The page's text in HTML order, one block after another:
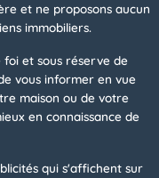
et ne proposons aucun
immobiliers.
et sous réserve de
vous informer en vue
maison ou de votre
en connaissance de
qui s'affichent sur